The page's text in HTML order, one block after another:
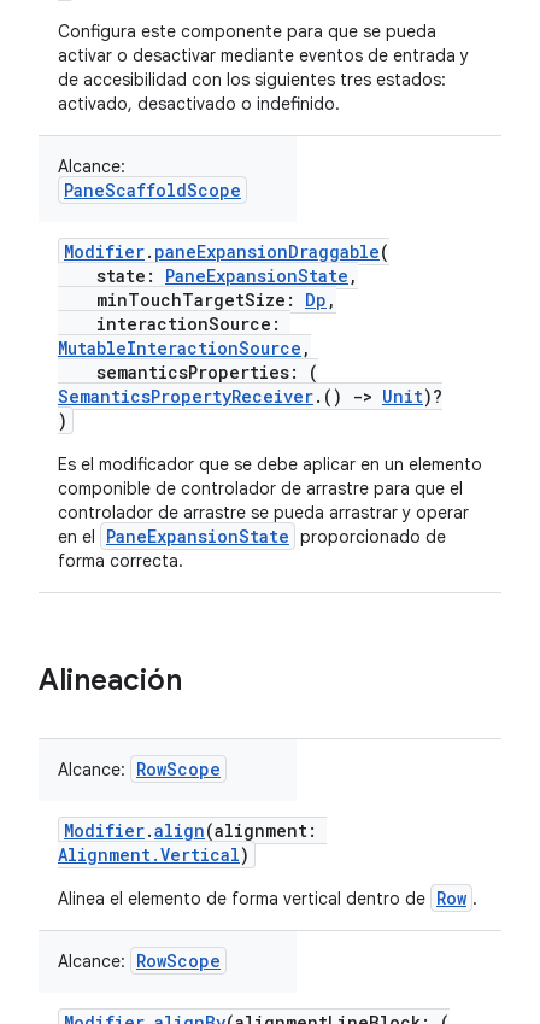
Configura este componente para que se pueda
activar o desactivar mediante eventos de entrada y
de accesibilidad con los siguientes tres estados:
activado, desactivado o indefinido.
Alcance:
PaneScaffoldScope
Modifier. paneExpansionDraggable(
state: PaneExpansionState ,
minTouchTargetSize: Dp ,
interactionSource:
MutableInteractionSource ,
semanticsProperties: (
SemanticsPropertyReceiver.() -> Unit)?
)
Es el modificador que se debe aplicar en un elemento
componible de controlador de arrastre para que el
controlador de arrastre se pueda arrastrar y operar
en el
PaneExpansionState proporcionado de
forma correcta.
Alineación
Alcance: RowScope
Modifier.align(alignment:
Alignment.Vertical)
Alinea el elemento de forma vertical dentro de Row .
Alcance: RowScope